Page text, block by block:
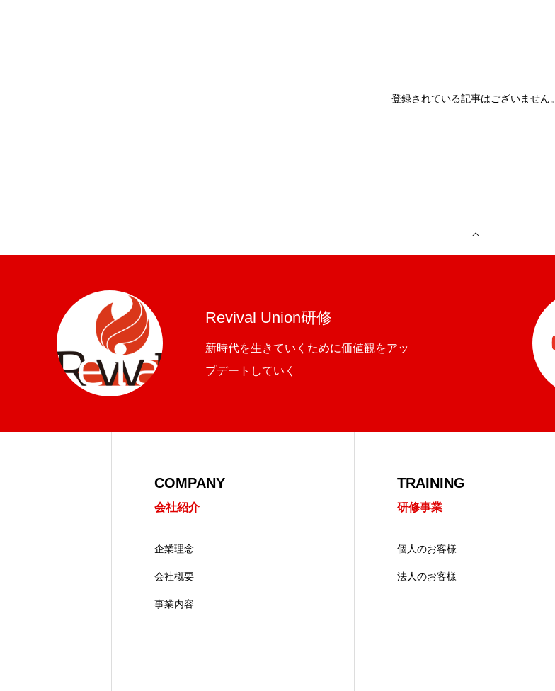
登録されている記事はございません。
Revival Union研修
新時代を生きていくために価値観をアッ
プデートしていく
COMPANY
会社紹介
企業理念
会社概要
事業内容
TRAINING
研修事業
個人のお客様
法人のお客様